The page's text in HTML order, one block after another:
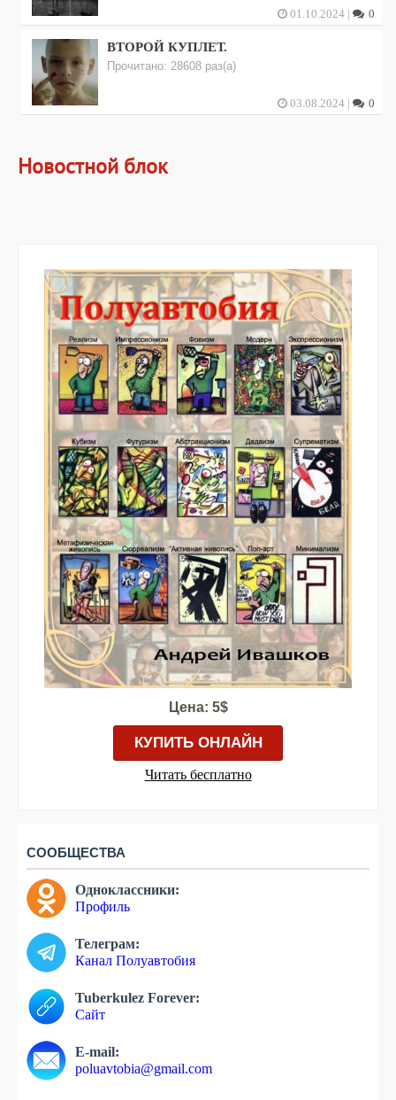
01.10.2024 | 0
ВТОРОЙ КУПЛЕТ.
Прочитано: 28608 раз(а)
03.08.2024 | 0
Новостной блок
Цена: 5$
КУПИТЬ ОНЛАЙН
Читать бесплатно
СООБЩЕСТВА
Одноклассники:
Профиль
Телеграм:
Канал Полуавтобия
Tuberkulez Forever:
Сайт
E-mail:
poluavtobia@gmail.com